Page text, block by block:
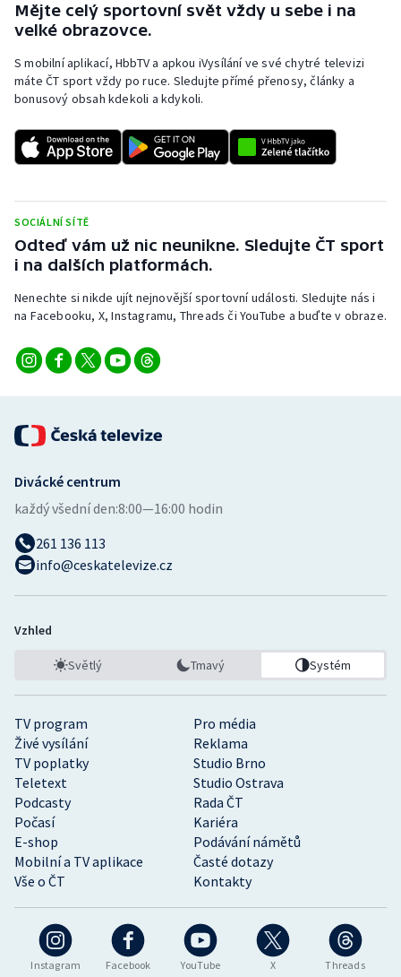
Rychlobruslení
Rychlostní kanoistika
Short track
Sportovní střelba
Triatlon
Veslování
Vodní slalom
Volejbal
Ostatní
Mějte celý sportovní svět vždy u sebe i na
velké obrazovce.
S mobilní aplikací, HbbTV a apkou iVysílání ve své chytré televizi
máte ČT sport vždy po ruce. Sledujte přímé přenosy, články a
bonusový obsah kdekoli a kdykoli.
SOCIÁLNÍ SÍTĚ
Odteď vám už nic neunikne. Sledujte ČT sport
i na dalších platformách.
Nenechte si nikde ujít nejnovější sportovní události. Sledujte nás i
na Facebooku, X, Instagramu, Threads či YouTube a buďte v obraze.
Instagram Facebook YouTube X Threads
TV program
Pro média
Živé vysílání
Reklama
TV poplatky
Studio Brno
Teletext
Studio Ostrava
Podcasty
Rada ČT
Počasí
Kariéra
E-shop
Podávání námětů
Mobilní a TV aplikace
Časté dotazy
Vše o ČT
Kontakty
Divácké centrum
každý všední den:8:00—16:00 hodin
261 136 113
info@ceskatelevize.cz
Vzhled
Světlý Tmavý Systém